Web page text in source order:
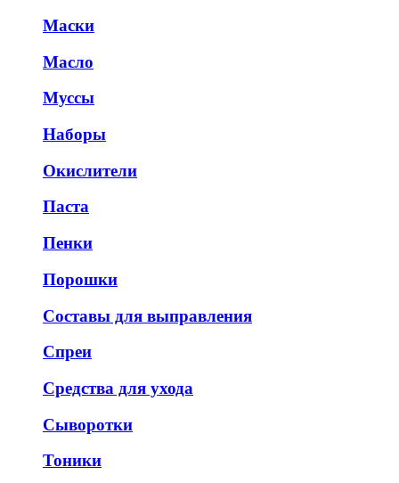
Маски
Масло
Муссы
Наборы
Окислители
Паста
Пенки
Порошки
Составы для выправления
Спреи
Средства для ухода
Сыворотки
Тоники